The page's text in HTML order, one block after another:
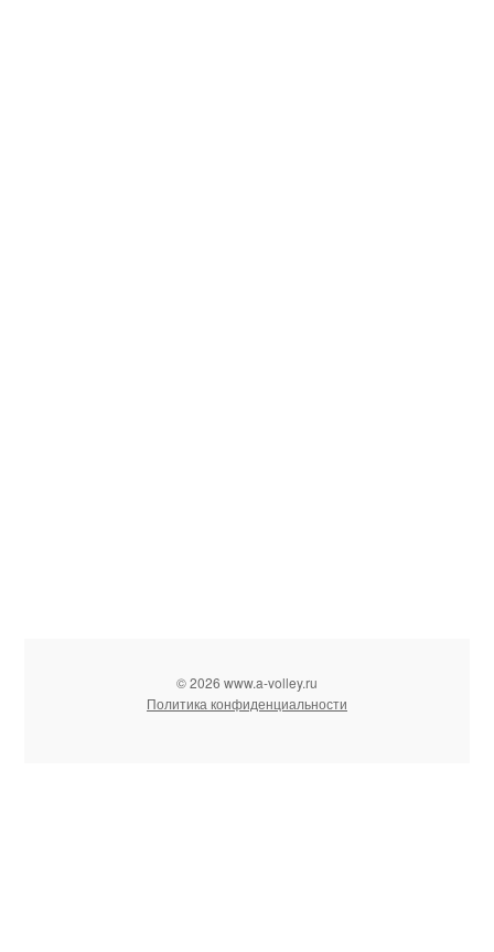
© 2026 www.a-volley.ru
Политика конфиденциальности